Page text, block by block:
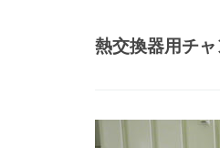
熱交換器用チ